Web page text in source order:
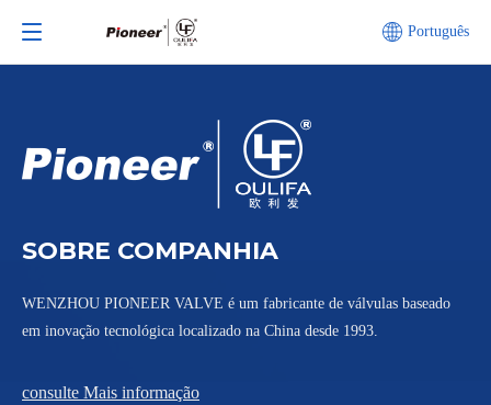
Português
SOBRE COMPANHIA
WENZHOU PIONEER VALVE é um fabricante de válvulas baseado
em inovação tecnológica localizado na China desde 1993.
consulte Mais informação